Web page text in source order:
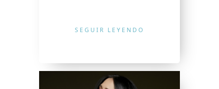
SEGUIR LEYENDO